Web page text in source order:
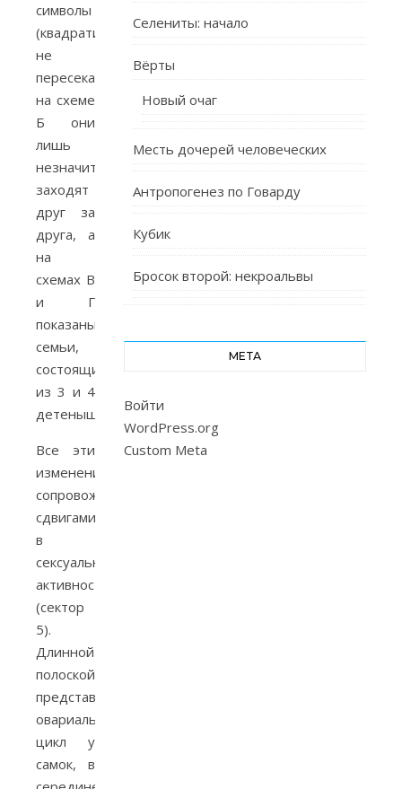
символы
(квадратики)
не
пересекаются,
на схеме
Б они
лишь
незначительно
заходят
друг за
друга, а
на
схемах В
и Г
показаны
семьи,
состоящие
из 3 и 4
детенышей.
Все эти
изменения
сопровождаются
сдвигами
в
сексуальной
активности
(сектор
5).
Длинной
полоской
представлен
овариальный
цикл у
самок, в
Селениты: начало
Вёрты
Новый очаг
Месть дочерей человеческих
Антропогенез по Говарду
Кубик
Бросок второй: некроальвы
МЕТА
Войти
WordPress.org
Custom Meta